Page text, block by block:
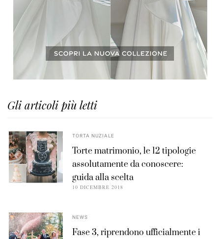
Gli articoli più letti
TORTA NUZIALE
Torte matrimonio, le 12 tipologie
assolutamente da conoscere:
guida alla scelta
10 DICEMBRE 2018
NEWS
Fase 3, riprendono ufficialmente i